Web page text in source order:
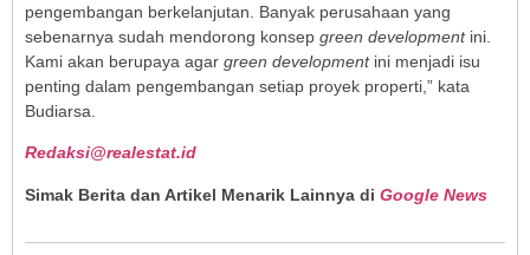
pengembangan berkelanjutan. Banyak perusahaan yang
sebenarnya sudah mendorong konsep green developmentini.
Kami akan berupaya agar green developmentini menjadi isu
penting dalam pengembangan setiap proyek properti,” kata
Budiarsa.
Redaksi@realestat.id
Simak Berita dan Artikel Menarik Lainnya di Google News